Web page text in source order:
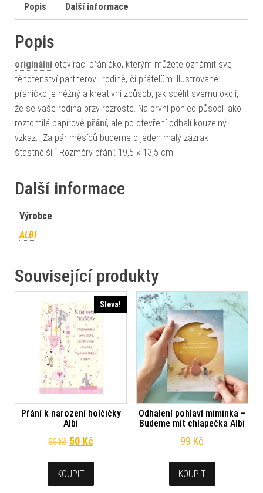
Popis Další informace
Popis
originálníotevírací přáníčko, kterým můžete oznámit své
těhotenství partnerovi, rodině, či přátelům. Ilustrované
přáníčko je něžný a kreativní způsob, jak sdělit svému okolí,
že se vaše rodina brzy rozroste. Na první pohled působí jako
roztomilé papírové přání, ale po otevření odhalí kouzelný
vzkaz: „Za pár měsíců budeme o jeden malý zázrak
šťastnější!“ Rozměry přání: 19,5 × 13,5 cm
Další informace
Výrobce
ALBI
Související produkty
Sleva!
Přání k narození holčičky
Albi
55Kč Původní cena byla: 55 Kč.
50 KčAktuální cena je: 50 Kč.
KOUPIT
Odhalení pohlaví miminka –
Budeme mít chlapečka Albi
99 Kč
KOUPIT